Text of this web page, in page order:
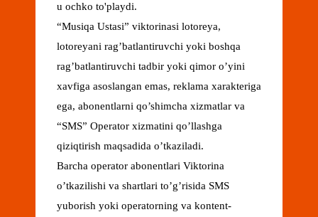
u ochko to'playdi.
“Musiqa Ustasi” viktorinasi lotoreya,
lotoreyani rag’batlantiruvchi yoki boshqa
rag’batlantiruvchi tadbir yoki qimor o’yini
xavfiga asoslangan emas, reklama xarakteriga
ega, abonentlarni qo’shimcha xizmatlar va
“SMS” Operator xizmatini qo’llashga
qiziqtirish maqsadida o’tkaziladi.
Barcha operator abonentlari Viktorina
o’tkazilishi va shartlari to’g’risida SMS
yuborish yoki operatorning va kontent-